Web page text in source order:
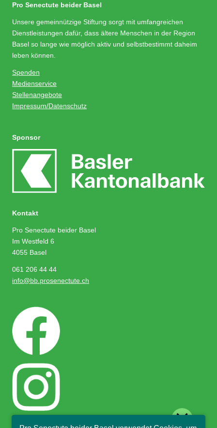
Pro Senectute beider Basel
Unsere gemeinnützige Stiftung sorgt mit umfangreichen
Dienstleistungen dafür, dass ältere Menschen in der Region
Basel so lange wie möglich aktiv und selbstbestimmt daheim
leben können.
Spenden
Medienservice
Stellenangebote
Impressum/Datenschutz
Sponsor
Kontakt
Pro Senectute beider Basel
Im Westfeld 6
4055 Basel
061 206 44 44
info@bb.prosenectute.ch
close